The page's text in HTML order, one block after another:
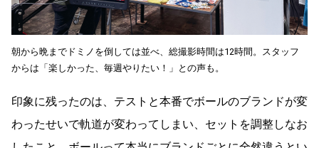
朝から晩までドミノを倒しては並べ、総撮影時間は12時間。スタッフ
からは「楽しかった、毎週やりたい！」との声も。
印象に残ったのは、テストと本番でボールのブランドが変
わったせいで軌道が変わってしまい、セットを調整しなお